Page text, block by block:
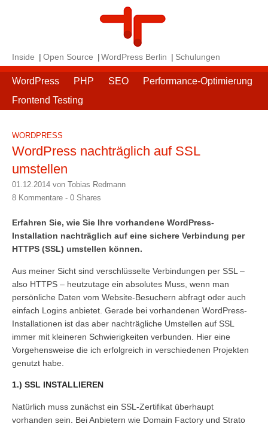
Inside Open Source WordPress Berlin Schulungen
WordPress PHP SEO
Performance-Optimierung
Frontend Testing
WORDPRESS
WordPress nachträglich auf SSL
umstellen
01.12.2014 von Tobias Redmann
8 Kommentare - 0 Shares
Erfahren Sie, wie Sie Ihre vorhandene WordPress-
Installation nachträglich auf eine sichere Verbindung per
HTTPS (SSL) umstellen können.
Aus meiner Sicht sind verschlüsselte Verbindungen per SSL –
also HTTPS – heutzutage ein absolutes Muss, wenn man
persönliche Daten vom Website-Besuchern abfragt oder auch
einfach Logins anbietet. Gerade bei vorhandenen WordPress-
Installationen ist das aber nachträgliche Umstellen auf SSL
immer mit kleineren Schwierigkeiten verbunden. Hier eine
Vorgehensweise die ich erfolgreich in verschiedenen Projekten
genutzt habe.
1.) SSL INSTALLIEREN
Natürlich muss zunächst ein SSL-Zertifikat überhaupt
vorhanden sein. Bei Anbietern wie Domain Factory und Strato